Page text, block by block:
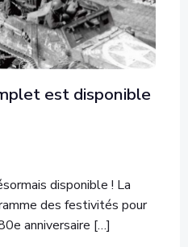
est disponible
disponible ! La
des festivités pour
anniversaire […]